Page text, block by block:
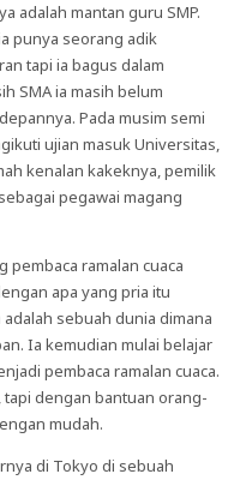
adalah mantan guru SMP.
punya seorang adik
tapi ia bagus dalam
SMA ia masih belum
Pada musim semi
ujian masuk Universitas,
kenalan kakeknya, pemilik
pegawai magang
pembaca ramalan cuaca
apa yang pria itu
sebuah dunia dimana
Ia kemudian mulai belajar
pembaca ramalan cuaca.
dengan bantuan orang-
mudah.
di Tokyo di sebuah